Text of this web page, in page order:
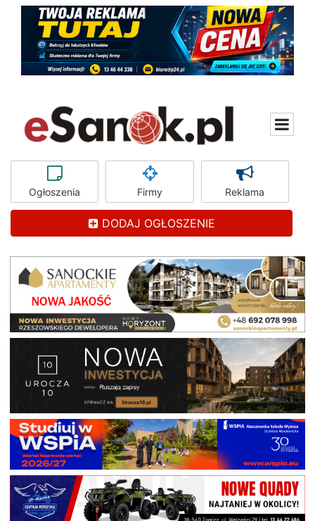
Ogłoszenia Firmy Reklama
DODAJ OGŁOSZENIE